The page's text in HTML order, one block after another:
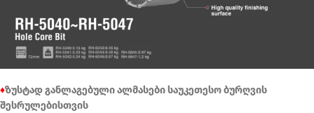
♦ზუსტად განლაგებული ალმასები საუკეთესო ბურღვის
შესრულებისთვის